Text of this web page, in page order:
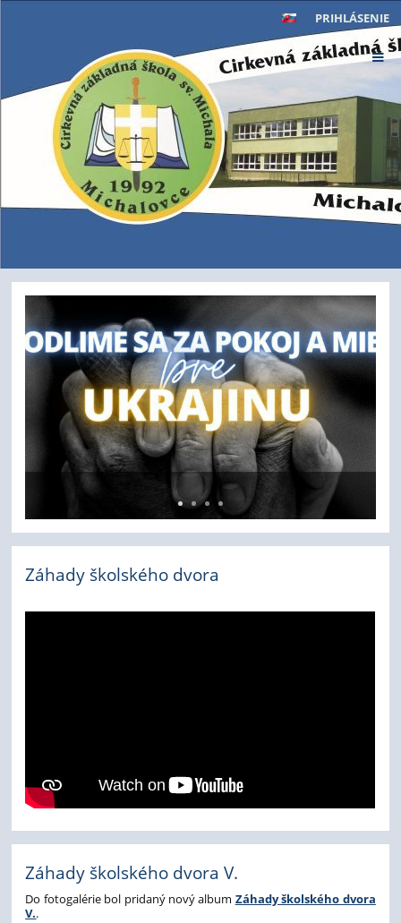
PRIHLÁSENIE
Hlavná
stránka
Záhady školského dvora
Záhady školského dvora V.
Do fotogalérie bol pridaný nový album Záhady školského dvora
V..